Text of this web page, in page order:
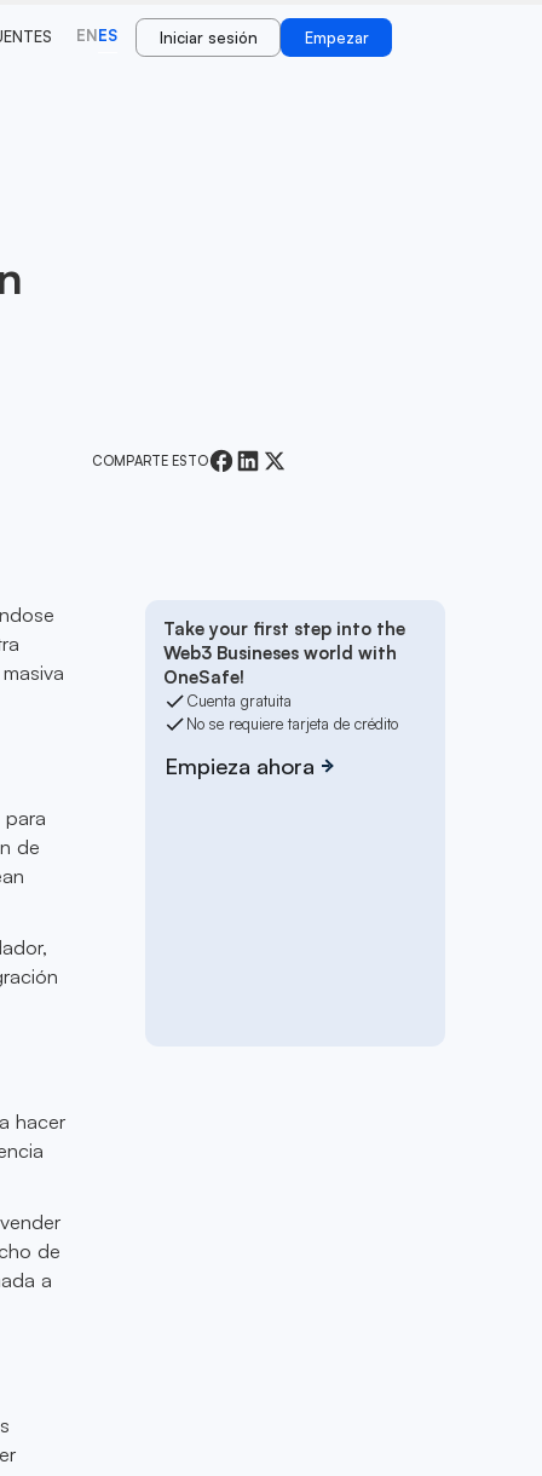
ENES Iniciar sesión Empezar
COMPARTE ESTO
de
hacer
de
a
Take your first step into the
Web3 Busineses world with
OneSafe!
Cuenta gratuita
No se requiere tarjeta de crédito
Empieza ahora